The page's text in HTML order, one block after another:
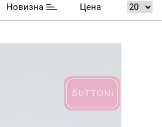
Новизна Цена